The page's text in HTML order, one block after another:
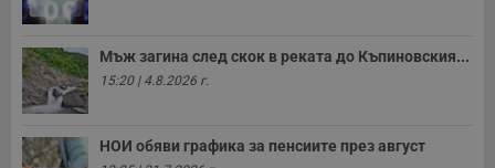
Мъж загина след скок в реката до Къпиновския...
15:20 | 4.8.2026 г.
НОИ обяви графика за пенсиите през август